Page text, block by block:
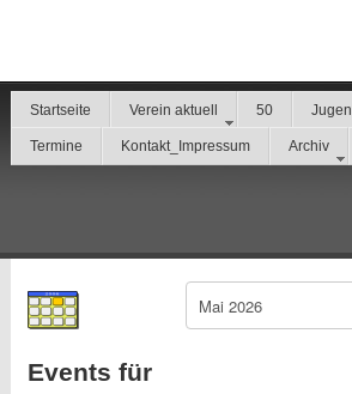
Startseite Verein aktuell 50
Termine Kontakt_Impressum Archiv
Events für